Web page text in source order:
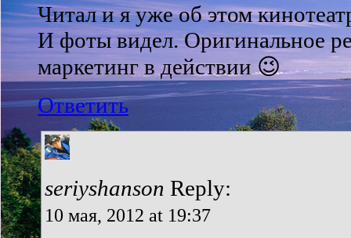
Читал и я уже об этом
И фоты видел. Оригинальное
маркетинг в действии 😉
Ответить
seriyshanson Reply:
10 мая, 2012 at 19:37